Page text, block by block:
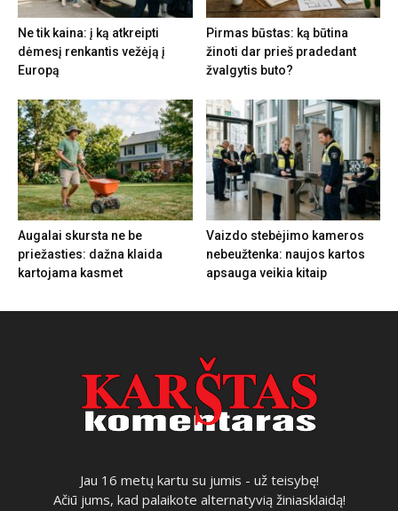
Ne tik kaina: į ką atkreipti
dėmesį renkantis vežėją į
Europą
Pirmas būstas: ką būtina
žinoti dar prieš pradedant
žvalgytis buto?
Augalai skursta ne be
priežasties: dažna klaida
kartojama kasmet
Vaizdo stebėjimo kameros
nebeužtenka: naujos kartos
apsauga veikia kitaip
Jau 16 metų kartu su jumis - už teisybę!
Ačiū jums, kad palaikote alternatyvią žiniasklaidą!